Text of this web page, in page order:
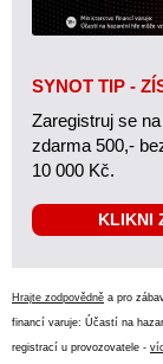
SYNOT TIP -
Zaregistruj se
zdarma 500,-
10 000 Kč.
KLIKNI
Hrajte zodpovědně a pro
financí varuje: Účastí na
registrací u provozovatele -